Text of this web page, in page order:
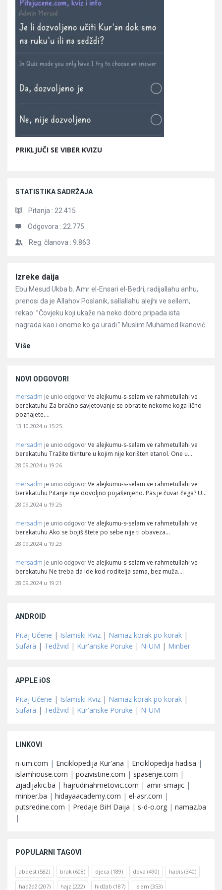
PRIKLJUČI SE VIBER KVIZU
STATISTIKA SADRŽAJA
Pitanja : 22.415
Odgovora : 22.775
Reg. članova : 9.863
Članci
Izreke daija
Ebu Mesud Ukba b. Amr el-Ensari el-Bedri, radijallahu anhu,
prenosi da je Allahov Poslanik, sallallahu alejhi ve sellem,
rekao: ”Čovjeku koji ukaže na neko dobro pripada ista
nagrada kao i onome ko ga uradi.” Muslim Muhamed Ikanović
Više
NOVI ODGOVORI
mersadm je unio odgovor Ve alejkumu-s-selam ve rahmetullahi ve
berekatuhu Za bračno savjetovanje se obratite nekome koga lično
poznajete.…
13.10.2024 u 15:25
mersadm je unio odgovor Ve alejkumu-s-selam ve rahmetullahi ve
berekatuhu Tražite tiknture u kojim nije korišten etanol. One u…
28.09.2024 u 19:26
mersadm je unio odgovor Ve alejkumu-s-selam ve rahmetullahi ve
berekatuhu Pitanje nije dovoljno pojašenjeno. Pas je čuvar čega? U…
28.09.2024 u 19:25
mersadm je unio odgovor Ve alejkumu-s-selam ve rahmetullahi ve
berekatuhu Ako se bojiš štete po sebe nije ti obaveza…
28.09.2024 u 19:23
mersadm je unio odgovor Ve alejkumu-s-selam ve rahmetullahi ve
berekatuhu Ne treba da ide kod roditelja sama, bez muža.…
28.09.2024 u 19:21
ANDROID
Pitaj Učene | Islamski Kviz | Namaz korak po korak |
Sufara | Tedžvid | Kur'anske Poruke | N-UM | Minber
APPLE iOS
Pitaj Učene | Islamski Kviz | Namaz korak po korak |
Sufara | Tedžvid | Kur'anske Poruke | N-UM
LINKOVI
n-um.com | Enciklopedija Kur'ana | Enciklopedija hadisa |
islamhouse.com | pozivistine.com | spasenje.com |
zijadljakic.ba | hajrudinahmetovic.com | amir-smajic |
minber.ba | hidayaacademy.com | el-asr.com |
putsredine.com | Predaje BiH Daija | s-d-o.org | namaz.ba
|
POPULARNI TAGOVI
abdest (582) brak (608) djeca (189) dova (490) hadis (340)
hadždž (207) hajz (222) hidžab (187) islam (353)